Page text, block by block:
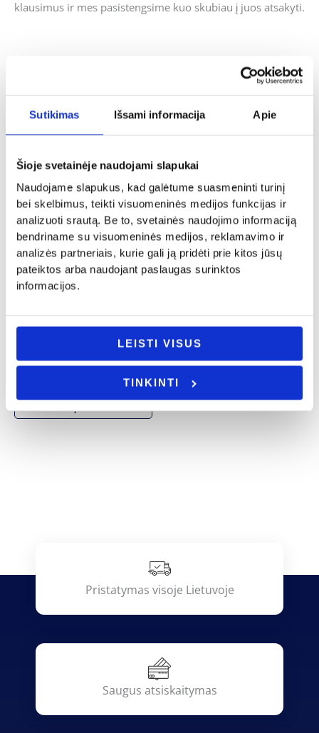
Sutikimas Išsami informacija Apie
Šioje svetainėje naudojami slapukai
Naudojame slapukus, kad galėtume suasmeninti turinį
bei skelbimus, teikti visuomeninės medijos funkcijas ir
analizuoti srautą. Be to, svetainės naudojimo informaciją
bendriname su visuomeninės medijos, reklamavimo ir
analizės partneriais, kurie gali ją pridėti prie kitos jūsų
pateiktos arba naudojant paslaugas surinktos
informacijos.
LEISTI VISUS
TINKINTI
klausimus ir mes pasistengsime kuo skubiau į juos atsakyti.
Bokalas „Tėtis, senelis, uošvis”
15.00€
Į KREPŠELĮ
Medalis „Geriausias senelis”
Į KREPŠELĮ
Siuvinėtas rankšluostis „Krikšto
14.00€
VARIANTĄ
Tėvo diena
8.00 €
- PASIRINKITE
VARIANTĄ
Pristatymas visoje Lietuvoje
Saugus atsiskaitymas